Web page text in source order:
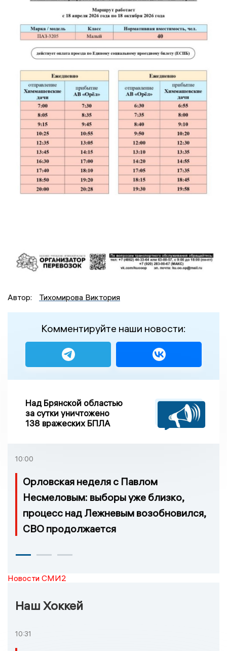
Автор: Тихомирова Виктория
Комментируйте наши новости:
Над Брянской областью
за сутки уничтожено
138 вражеских БПЛА
10:00
Орловская неделя с Павлом
Несмеловым: выборы уже близко,
процесс над Лежневым возобновился,
СВО продолжается
Новости СМИ2
Наш Хоккей
10:31